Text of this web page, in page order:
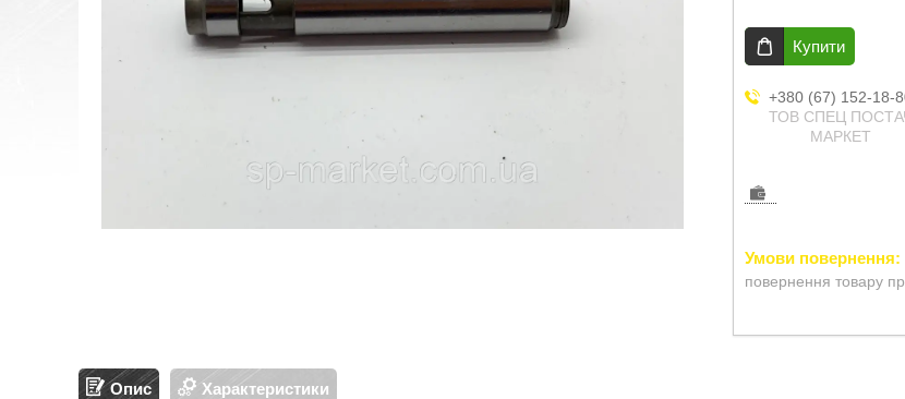
Купити
+380 (67) 152-18-
ТОВ СПЕЦ
МАРКЕТ
повернення товару
Опис Характеристики